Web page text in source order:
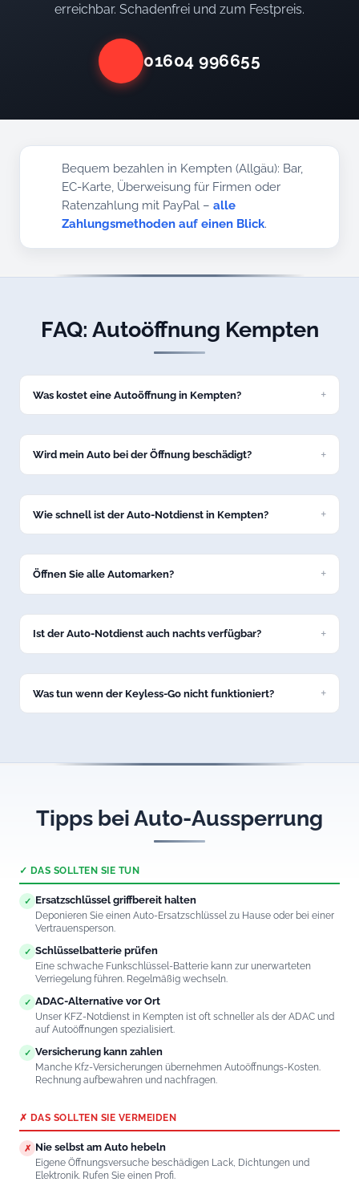
erreichbar. Schadenfrei und zum Festpreis.
01604 996655
Bequem bezahlen in Kempten (Allgäu): Bar,
EC-Karte, Überweisung für Firmen oder
Ratenzahlung mit PayPal –alle
Zahlungsmethoden auf einen Blick.
FAQ: Autoöffnung Kempten
Was kostet eine Autoöffnung in Kempten?
Festpreis. Den genauen Preis nennen wir Ihnen am Telefon,
bevor wir nach Kempten losfahren.
Wird mein Auto bei der Öffnung beschädigt?
professionellem Spezialwerkzeug. Keine Kratzer, keine
Dellen.
Wie schnell ist der Auto-Notdienst in Kempten?
Kempten bei Ihrem Fahrzeug.
Öffnen Sie alle Automarken?
VW, BMW, Mercedes, Audi, Opel, Ford, Toyota und viele
weitere.
Ist der Auto-Notdienst auch nachts verfügbar?
auch nachts und an Feiertagen.
Was tun wenn der Keyless-Go nicht funktioniert?
Tipps bei Auto-Aussperrung
✓ DAS SOLLTEN SIE TUN
✓ Ersatzschlüssel griffbereit halten
Deponieren Sie einen Auto-Ersatzschlüssel zu Hause oder bei einer
Vertrauensperson.
✓ Schlüsselbatterie prüfen
Eine schwache Funkschlüssel-Batterie kann zur unerwarteten
Verriegelung führen. Regelmäßig wechseln.
✓ ADAC-Alternative vor Ort
Unser KFZ-Notdienst in Kempten ist oft schneller als der ADAC und
auf Autoöffnungen spezialisiert.
✓ Versicherung kann zahlen
Manche Kfz-Versicherungen übernehmen Autoöffnungs-Kosten.
Rechnung aufbewahren und nachfragen.
✗ DAS SOLLTEN SIE VERMEIDEN
✗ Nie selbst am Auto hebeln
Eigene Öffnungsversuche beschädigen Lack, Dichtungen und
Elektronik. Rufen Sie einen Profi.